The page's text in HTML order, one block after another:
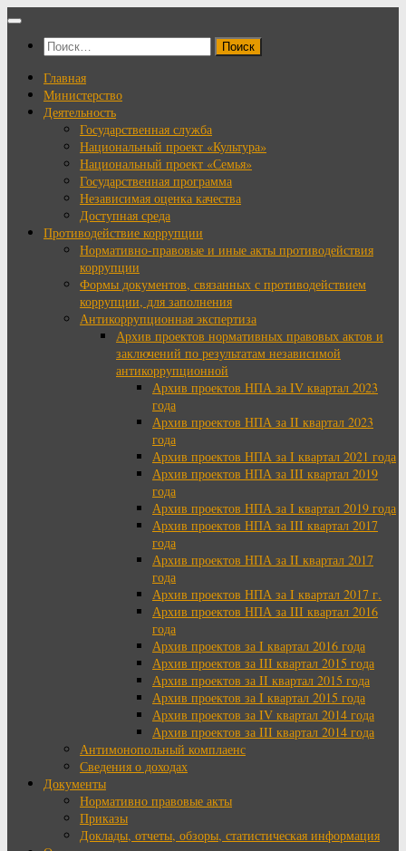
Перейти
содержимому
Найти:
Главная
Министерство
Деятельность
Государственная служба
Национальный проект «Культура»
Национальный проект «Семья»
Государственная программа
Независимая оценка качества
Доступная среда
Противодействие коррупции
Нормативно-правовые и иные акты противодействия
коррупции
Формы документов, связанных с противодействием
коррупции, для заполнения
Антикоррупционная экспертиза
Архив проектов нормативных правовых актов и
заключений по результатам независимой
антикоррупционной
Архив проектов НПА за IV квартал 2023
года
Архив проектов НПА за II квартал 2023
года
Архив проектов НПА за I квартал 2021 года
Архив проектов НПА за III квартал 2019
года
Архив проектов НПА за I квартал 2019 года
Архив проектов НПА за III квартал 2017
года
Архив проектов НПА за II квартал 2017
года
Архив проектов НПА за I квартал 2017 г.
Архив проектов НПА за III квартал 2016
года
Архив проектов за I квартал 2016 года
Архив проектов за III квартал 2015 года
Архив проектов за II квартал 2015 года
Архив проектов за I квартал 2015 года
Архив проектов за IV квартал 2014 года
Архив проектов за III квартал 2014 года
Антимонопольный комплаенс
Сведения о доходах
Документы
Нормативно правовые акты
Приказы
Доклады, отчеты, обзоры, статистическая информация